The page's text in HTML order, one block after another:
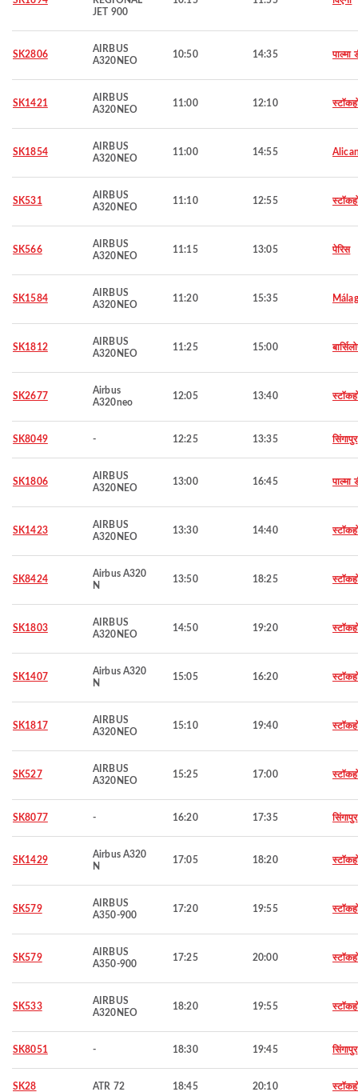
JET 900
SK2806
AIRBUS
A320NEO
10:50 14:35 पाल्मा
SK1421
AIRBUS
A320NEO
11:00 12:10
SK1854
AIRBUS
A320NEO
11:00 14:55
SK531
AIRBUS
A320NEO
11:10 12:55
SK566
AIRBUS
A320NEO
11:15 13:05 पेरिस
SK1584
AIRBUS
A320NEO
11:20 15:35
SK1812
AIRBUS
A320NEO
11:25 15:00
SK2677
Airbus
A320neo
12:05 13:40
SK8049 - 12:25 13:35 सिंगापुर
SK1806
AIRBUS
A320NEO
13:00 16:45 पाल्मा
SK1423
AIRBUS
A320NEO
13:30 14:40
SK8424
Airbus A320
N
13:50 18:25
SK1803
AIRBUS
A320NEO
14:50 19:20
SK1407
Airbus A320
N
15:05 16:20
SK1817
AIRBUS
A320NEO
15:10 19:40
SK527
AIRBUS
A320NEO
15:25 17:00
SK8077 - 16:20 17:35 सिंगापुर
SK1429
Airbus A320
N
17:05 18:20
SK579
AIRBUS
A350-900
17:20 19:55
SK579
AIRBUS
A350-900
17:25 20:00
SK533
AIRBUS
A320NEO
18:20 19:55
SK8051 - 18:30 19:45 सिंगापुर
SK28 ATR 72 18:45 20:10